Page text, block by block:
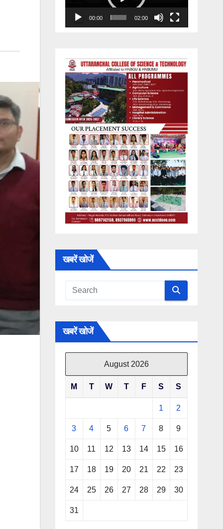
00:00 02:00
खबरें खोजें
खबरें खोजें
August 2026
M T W T F S S
1 2
3 4 5 6 7 8 9
10 11 12 13 14 15 16
17 18 19 20 21 22 23
24 25 26 27 28 29 30
31